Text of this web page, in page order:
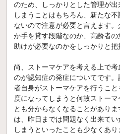
のため、しっかりとした管理が
しまうことはもちろん、新たな
ないので注意が必要と言えます
か手を貸す段階なのか、高齢者
助けが必要なのかをしっかりと把
尚、ストーマケアを考える上で
のが認知症の発症についてです
者自身がストーマケアを行うこ
度になってしまうと何故ストー
とも分からなくなることがあり
は、昨日までは問題なく出来て
しまうといったことも少なくあり